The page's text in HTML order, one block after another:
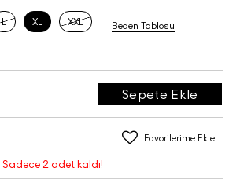
L XL
XXL
Beden Tablosu
Favorilerime Ekle
Sepete Ekle
Sadece 2 adet kaldı!